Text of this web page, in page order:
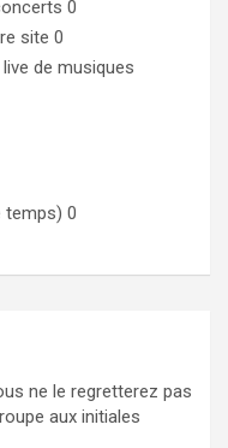
0
site 0
de musiques
temps) 0
ne le regretterez pas
aux initiales